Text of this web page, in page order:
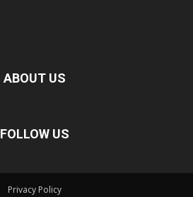
ABOUT US
FOLLOW US
Privacy Policy